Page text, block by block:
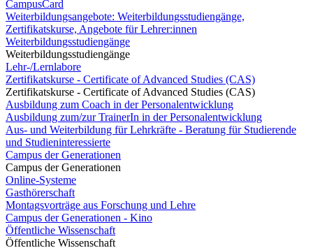
CampusCard
Weiterbildungsangebote: Weiterbildungsstudiengänge,
Zertifikatskurse, Angebote für Lehrer:innen
Weiterbildungsstudiengänge
Weiterbildungsstudiengänge
Lehr-/Lernlabore
Zertifikatskurse - Certificate of Advanced Studies (CAS)
Zertifikatskurse - Certificate of Advanced Studies (CAS)
Ausbildung zum Coach in der Personalentwicklung
Ausbildung zum/zur TrainerIn in der Personalentwicklung
Aus- und Weiterbildung für Lehrkräfte - Beratung für Studierende
und Studieninteressierte
Campus der Generationen
Campus der Generationen
Online-Systeme
Gasthörerschaft
Montagsvorträge aus Forschung und Lehre
Campus der Generationen - Kino
Öffentliche Wissenschaft
Öffentliche Wissenschaft